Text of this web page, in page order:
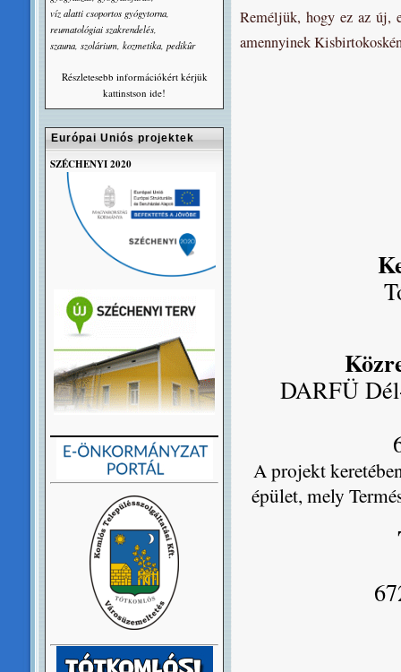
Reméljük, hogy ez az új,
amennyinek
DARFÜ
A projekt
épület, mely
víz alatti csoportos gyógytorna,
reumatológiai szakrendelés,
szauna, szolárium, kozmetika, pedikûr
Részletesebb információkért kérjük
kattinstson ide!
Európai Uniós projektek
SZÉCHENYI 2020